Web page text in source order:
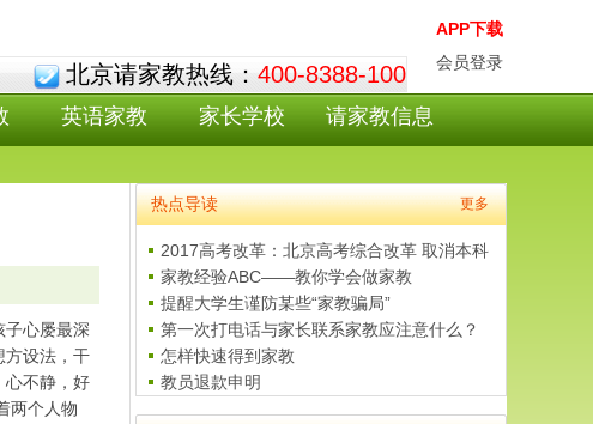
北京请家教热线： 400-8388-100
APP下载
会员登录
英语家教 家长学校 请家教信息
子心屡最深
方设法，干
心不静，好
两个人物
更多
热点导读
2017高考改革：北京高考综合改革 取消本科
三批
家教经验ABC——教你学会做家教
提醒大学生谨防某些“家教骗局”
第一次打电话与家长联系家教应注意什么？
怎样快速得到家教
教员退款申明